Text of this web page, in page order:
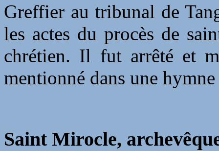
Greffier au tribunal de
les actes du procès de
chrétien. Il fut arrêté et
mentionné dans une
Saint Mirocle,